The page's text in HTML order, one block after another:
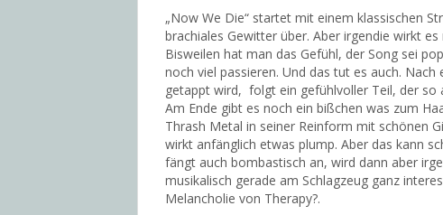
„Now We Die“ startet mit einem klassischen
brachiales Gewitter über. Aber irgendie wirkt
Bisweilen hat man das Gefühl, der Song sei
noch viel passieren. Und das tut es auch.
getappt wird, folgt ein gefühlvoller Teil, der so
Am Ende gibt es noch ein bißchen was zum
Thrash Metal in seiner Reinform mit schönen
wirkt anfänglich etwas plump. Aber das kann
fängt auch bombastisch an, wird dann aber
musikalisch gerade am Schlagzeug ganz
Melancholie von Therapy?.